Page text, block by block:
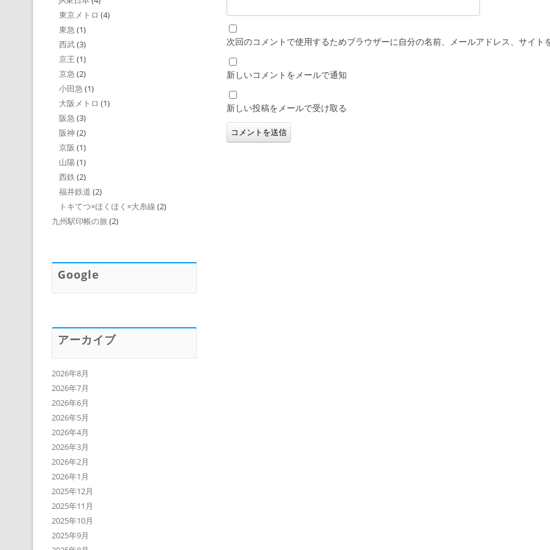
次回のコメントで使用するためブラウザーに自分の名前、メールアドレス、サイト
新しいコメントをメールで通知
新しい投稿をメールで受け取る
東京メトロ (4)
東急 (1)
西武(3)
京王 (1)
京急 (2)
小田急 (1)
大阪メトロ (1)
阪急 (3)
阪神 (2)
京阪 (1)
山陽 (1)
西鉄 (2)
福井鉄道 (2)
トキてつ×ほくほく×大糸線 (2)
九州駅印帳の旅 (2)
Google
アーカイブ
2026年8月
2026年7月
2026年6月
2026年5月
2026年4月
2026年3月
2026年2月
2026年1月
2025年12月
2025年11月
2025年10月
2025年9月